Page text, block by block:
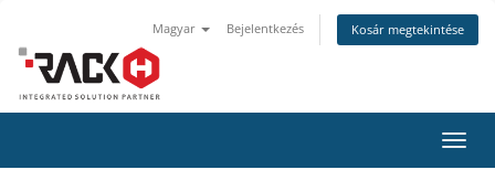
Magyar Bejelentkezés Kosár megtekintése
a